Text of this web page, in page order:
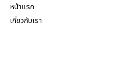
หน้าแรก
เกี่ยวกับเรา